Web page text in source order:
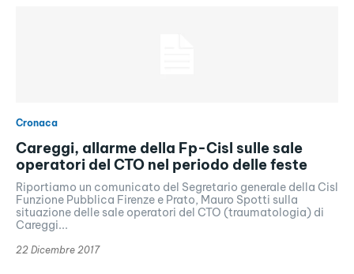
Cronaca
Careggi, allarme della Fp-Cisl sulle sale
operatori del CTO nel periodo delle feste
Riportiamo un comunicato del Segretario generale della Cisl
Funzione Pubblica Firenze e Prato, Mauro Spotti sulla
situazione delle sale operatori del CTO (traumatologia) di
Careggi...
22 Dicembre 2017